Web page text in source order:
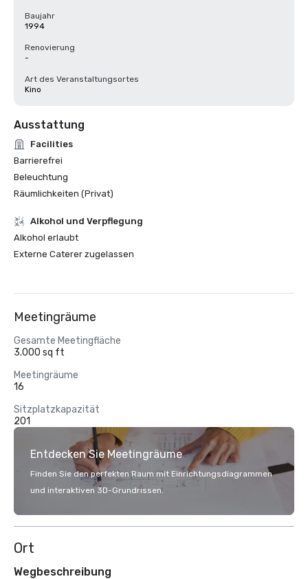
Baujahr
1994
Renovierung
-
Art des Veranstaltungsortes
Kino
Ausstattung
Facilities
Barrierefrei
Beleuchtung
Räumlichkeiten (Privat)
‪Alkohol‬ und Verpflegung
‪Alkohol‬ erlaubt
Externe Caterer zugelassen
Meetingräume
Gesamte Meetingfläche
3.000 sq ft
Meetingräume
16
Sitzplatzkapazität
201
Entdecken Sie Meetingräume
Finden Sie den perfekten Raum mit Einrichtungsdiagrammen
und interaktiven 3D-Grundrissen.
Ort
Wegbeschreibung